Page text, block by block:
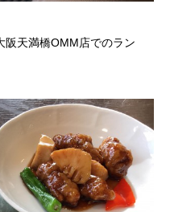
阪天満橋OMM店でのラン